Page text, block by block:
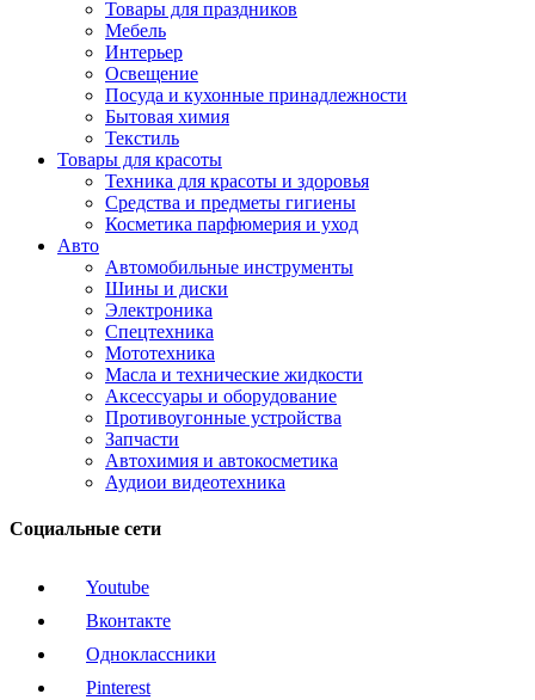
Товары для праздников
Мебель
Интерьер
Освещение
Посуда и кухонные принадлежности
Бытовая химия
Текстиль
Товары для красоты
Техника для красоты и здоровья
Средства и предметы гигиены
Косметика парфюмерия и уход
Авто
Автомобильные инструменты
Шины и диски
Электроника
Спецтехника
Мототехника
Масла и технические жидкости
Аксессуары и оборудование
Противоугонные устройства
Запчасти
Автохимия и автокосметика
Аудиои видеотехника
Социальные сети
Youtube
Вконтакте
Одноклассники
Pinterest